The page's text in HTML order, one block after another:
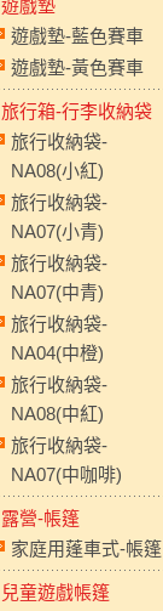
遊戲墊
遊戲墊-藍色賽車
遊戲墊-黃色賽車
旅行箱-行李收納袋
旅行收納袋-
NA08(小紅)
旅行收納袋-
NA07(小青)
旅行收納袋-
NA07(中青)
旅行收納袋-
NA04(中橙)
旅行收納袋-
NA08(中紅)
旅行收納袋-
NA07(中咖啡)
露營-帳篷
家庭用蓬車式-帳篷
兒童遊戲帳篷